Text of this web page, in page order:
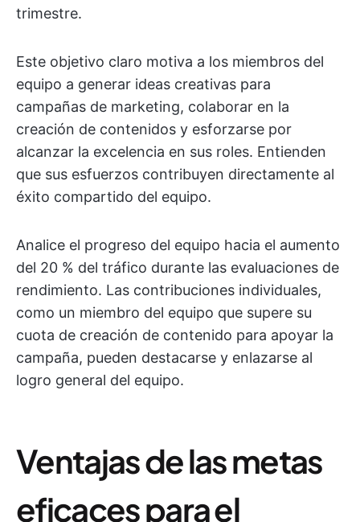
trimestre.
Este objetivo claro motiva a los miembros del
equipo a generar ideas creativas para
campañas de marketing, colaborar en la
creación de contenidos y esforzarse por
alcanzar la excelencia en sus roles. Entienden
que sus esfuerzos contribuyen directamente al
éxito compartido del equipo.
Analice el progreso del equipo hacia el aumento
del 20 % del tráfico durante las evaluaciones de
rendimiento. Las contribuciones individuales,
como un miembro del equipo que supere su
cuota de creación de contenido para apoyar la
campaña, pueden destacarse y enlazarse al
logro general del equipo.
Ventajas de las metas
eficaces para el